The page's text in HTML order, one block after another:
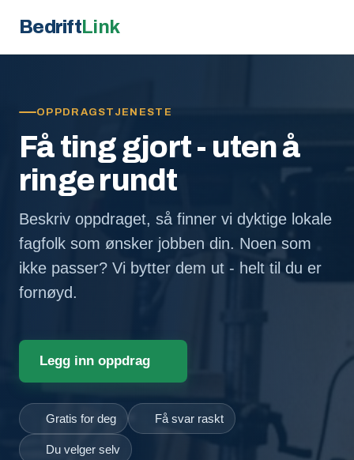
BedriftLink
OPPDRAGSTJENESTE
Få ting gjort - uten å
ringe rundt
Beskriv oppdraget, så finner vi dyktige lokale
fagfolk som ønsker jobben din. Noen som
ikke passer? Vi bytter dem ut - helt til du er
fornøyd.
Legg inn oppdrag
Gratis for deg Få svar raskt
Du velger selv